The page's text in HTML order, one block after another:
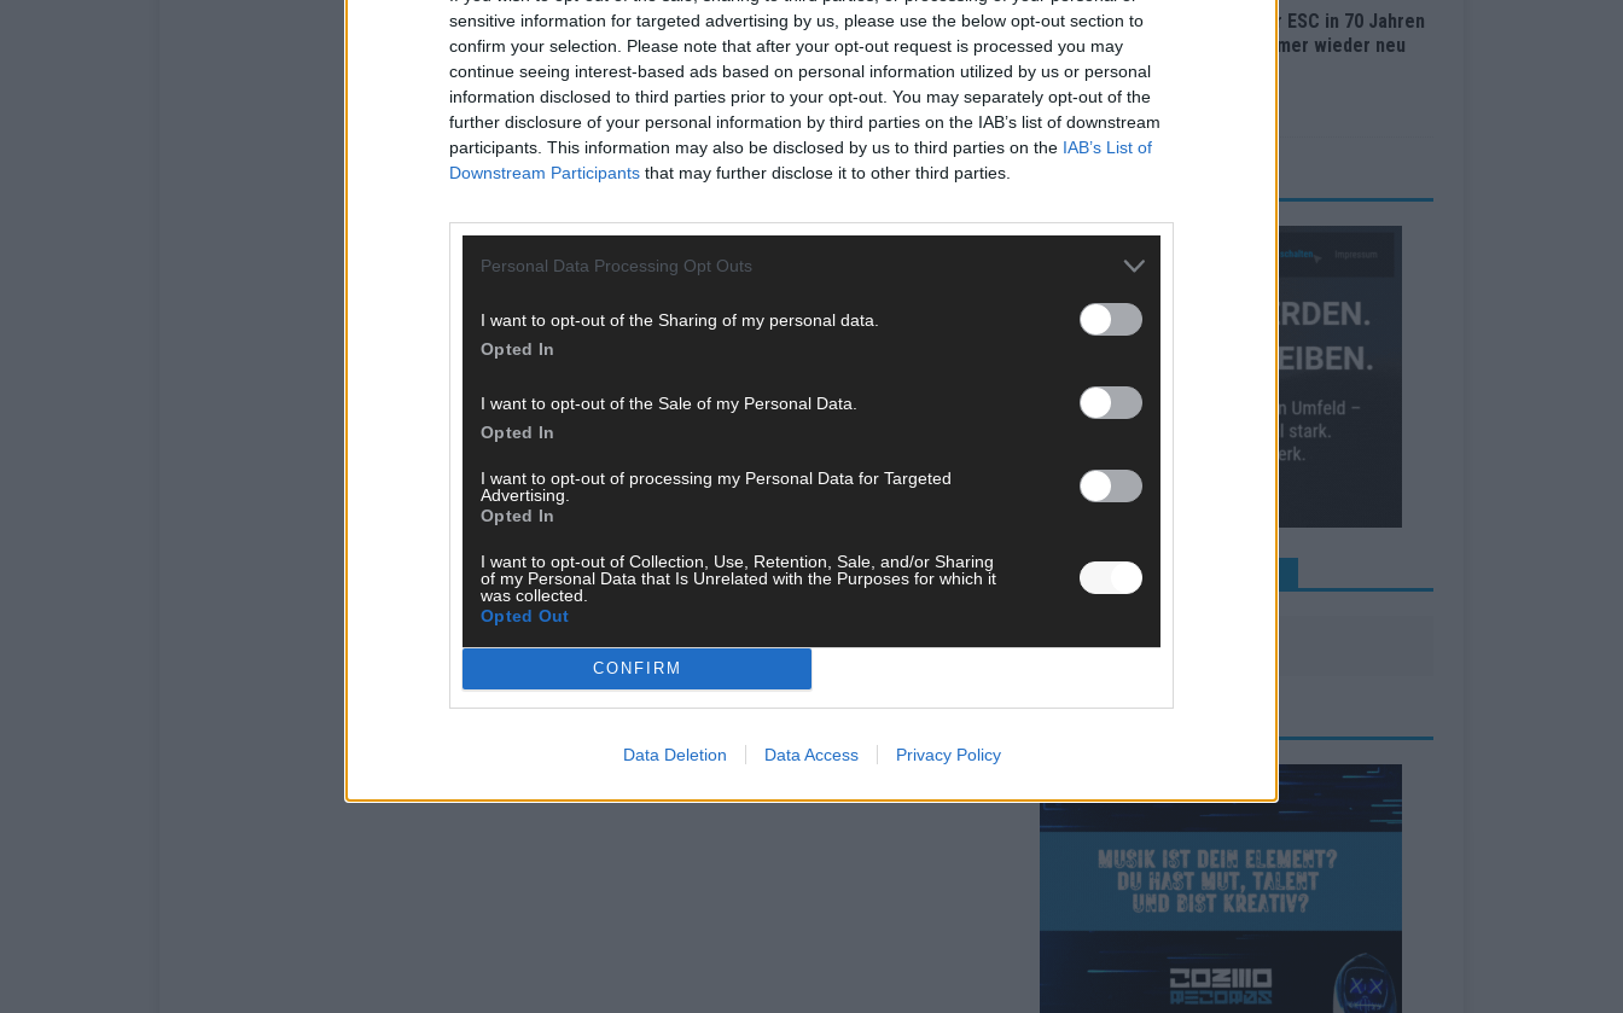
sensitive information for targeted advertising by us, please use the below opt-out section to
confirm your selection. Please note that after your opt-out request is processed you may
continue seeing interest-based ads based on personal information utilized by us or personal
information disclosed to third parties prior to your opt-out. You may separately opt-out of the
further disclosure of your personal information by third parties on the IAB’s list of downstream
participants. This information may also be disclosed by us to third parties on the IAB’s List of
Downstream Participants that may further disclose it to other third parties.
Personal Data Processing Opt Outs
I want to opt-out of the Sharing of my personal data.
Opted In
I want to opt-out of the Sale of my Personal Data.
Opted In
I want to opt-out of processing my Personal Data for Targeted
Advertising.
Opted In
I want to opt-out of Collection, Use, Retention, Sale, and/or Sharing
of my Personal Data that Is Unrelated with the Purposes for which it
was collected.
Opted Out
CONFIRM
Data Deletion Data Access Privacy Policy
Von Lugano bis Wien: Wie der ESC in 70 Jahren
sein Abstimmungssystem immer wieder neu
erfunden hat
Mai 2026
KEINE NEWS MEHR VERPASSEN